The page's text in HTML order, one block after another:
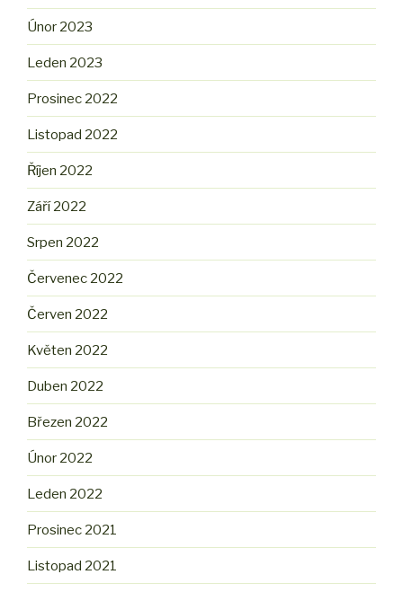
Únor 2023
Leden 2023
Prosinec 2022
Listopad 2022
Říjen 2022
Září 2022
Srpen 2022
Červenec 2022
Červen 2022
Květen 2022
Duben 2022
Březen 2022
Únor 2022
Leden 2022
Prosinec 2021
Listopad 2021